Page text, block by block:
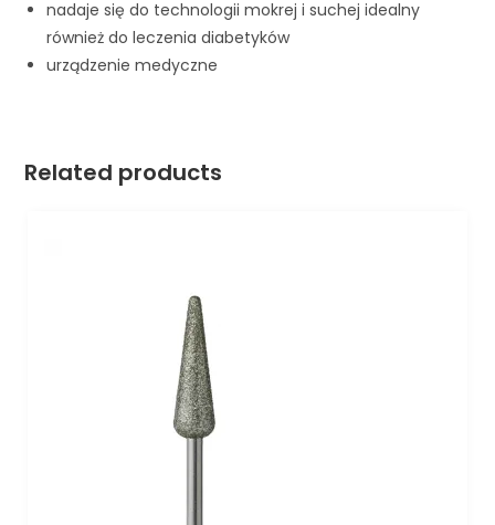
nadaje się do technologii mokrej i suchej idealny
również do leczenia diabetyków
urządzenie medyczne
Related products